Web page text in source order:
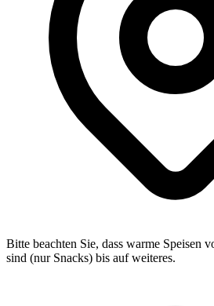
Bitte beachten Sie, dass warme Speisen
sind (nur Snacks) bis auf weiteres.